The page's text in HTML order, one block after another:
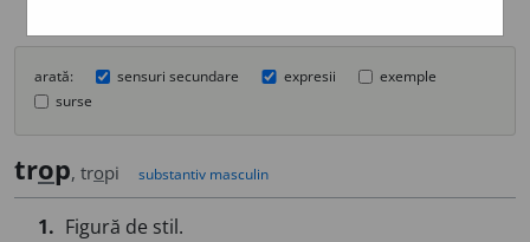
arată: sensuri secundare expresii
exemple
surse
trop, tropi substantiv masculin
1. Figură de stil.